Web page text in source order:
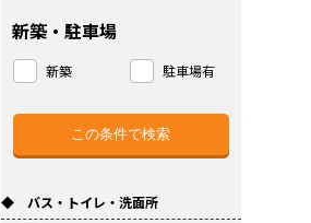
新築・駐車場
新築 駐車場有
◆ バス・トイレ・洗面所